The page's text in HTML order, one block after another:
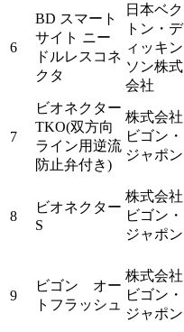
6
BD スマート
サイト ニー
ドルレスコネ
クタ
日本ベク
トン・デ
ィッキン
ソン株式
会社
7
ビオネクター
TKO(双方向
ライン用逆流
防止弁付き)
株式会社
ビゴン・
ジャポン
8
ビオネクター
S
株式会社
ビゴン・
ジャポン
9
ビゴン オー
トフラッシュ
株式会社
ビゴン・
ジャポン